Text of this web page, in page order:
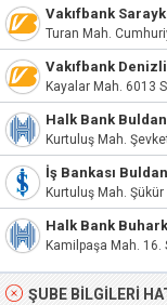
Vakıfbank
Turan Mah.
Vakıfbank
Kayalar Mah. 6013
Halk Bank Buldan
Kurtuluş Mah.
İş Bankası Buldan
Kurtuluş Mah.
Halk Bank
Kamilpaşa Mah.
ŞUBE BILGILERI